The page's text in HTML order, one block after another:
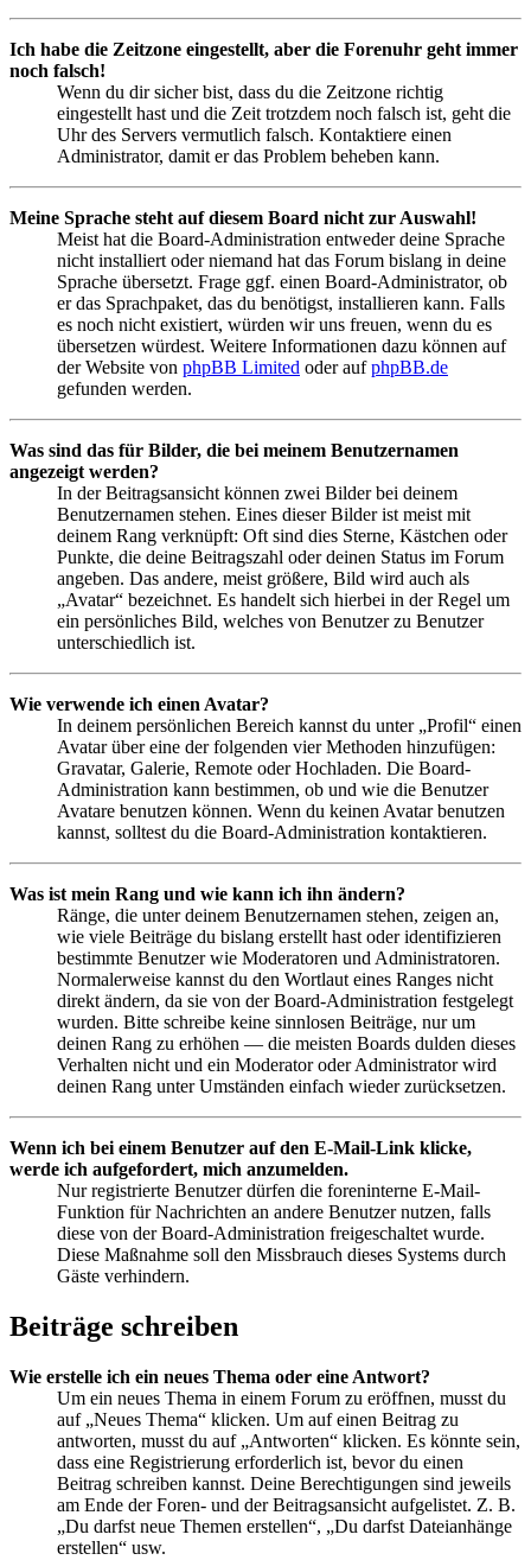
Ich habe die Zeitzone eingestellt, aber die Forenuhr geht immer
noch falsch!
Wenn du dir sicher bist, dass du die Zeitzone richtig
eingestellt hast und die Zeit trotzdem noch falsch ist, geht die
Uhr des Servers vermutlich falsch. Kontaktiere einen
Administrator, damit er das Problem beheben kann.
Meine Sprache steht auf diesem Board nicht zur Auswahl!
Meist hat die Board-Administration entweder deine Sprache
nicht installiert oder niemand hat das Forum bislang in deine
Sprache übersetzt. Frage ggf. einen Board-Administrator, ob
er das Sprachpaket, das du benötigst, installieren kann. Falls
es noch nicht existiert, würden wir uns freuen, wenn du es
übersetzen würdest. Weitere Informationen dazu können auf
der Website von phpBB Limited oder aufphpBB.de
gefunden werden.
Was sind das für Bilder, die bei meinem Benutzernamen
angezeigt werden?
In der Beitragsansicht können zwei Bilder bei deinem
Benutzernamen stehen. Eines dieser Bilder ist meist mit
deinem Rang verknüpft: Oft sind dies Sterne, Kästchen oder
Punkte, die deine Beitragszahl oder deinen Status im Forum
angeben. Das andere, meist größere, Bild wird auch als
„Avatar“ bezeichnet. Es handelt sich hierbei in der Regel um
ein persönliches Bild, welches von Benutzer zu Benutzer
unterschiedlich ist.
Wie verwende ich einen Avatar?
In deinem persönlichen Bereich kannst du unter „Profil“ einen
Avatar über eine der folgenden vier Methoden hinzufügen:
Gravatar, Galerie, Remote oder Hochladen. Die Board-
Administration kann bestimmen, ob und wie die Benutzer
Avatare benutzen können. Wenn du keinen Avatar benutzen
kannst, solltest du die Board-Administration kontaktieren.
Was ist mein Rang und wie kann ich ihn ändern?
Ränge, die unter deinem Benutzernamen stehen, zeigen an,
wie viele Beiträge du bislang erstellt hast oder identifizieren
bestimmte Benutzer wie Moderatoren und Administratoren.
Normalerweise kannst du den Wortlaut eines Ranges nicht
direkt ändern, da sie von der Board-Administration festgelegt
wurden. Bitte schreibe keine sinnlosen Beiträge, nur um
deinen Rang zu erhöhen — die meisten Boards dulden dieses
Verhalten nicht und ein Moderator oder Administrator wird
deinen Rang unter Umständen einfach wieder zurücksetzen.
Wenn ich bei einem Benutzer auf den E-Mail-Link klicke,
werde ich aufgefordert, mich anzumelden.
Nur registrierte Benutzer dürfen die foreninterne E-Mail-
Funktion für Nachrichten an andere Benutzer nutzen, falls
diese von der Board-Administration freigeschaltet wurde.
Diese Maßnahme soll den Missbrauch dieses Systems durch
Gäste verhindern.
Beiträge schreiben
Wie erstelle ich ein neues Thema oder eine Antwort?
Um ein neues Thema in einem Forum zu eröffnen, musst du
auf „Neues Thema“ klicken. Um auf einen Beitrag zu
antworten, musst du auf „Antworten“ klicken. Es könnte sein,
dass eine Registrierung erforderlich ist, bevor du einen
Beitrag schreiben kannst. Deine Berechtigungen sind jeweils
am Ende der Foren- und der Beitragsansicht aufgelistet. Z. B.
„Du darfst neue Themen erstellen“, „Du darfst Dateianhänge
erstellen“ usw.